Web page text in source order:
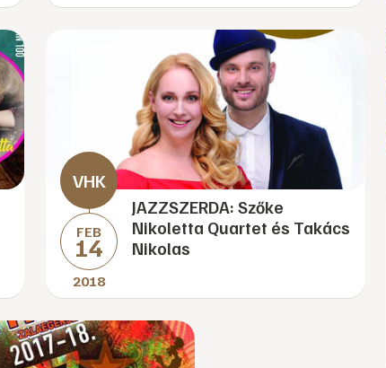
FEB
14
2018
JAZZSZERDA: Szőke
Nikoletta Quartet és Takács
Nikolas